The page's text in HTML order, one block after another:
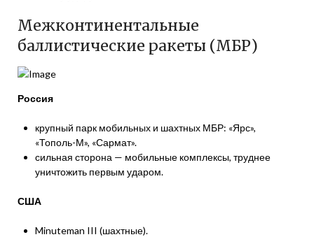
Межконтинентальные
баллистические ракеты (МБР)
Россия
крупный парк мобильных и шахтных МБР: «Ярс»,
«Тополь-М», «Сармат».
сильная сторона — мобильные комплексы, труднее
уничтожить первым ударом.
США
Minuteman III (шахтные).